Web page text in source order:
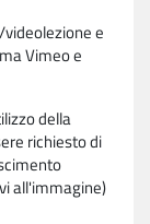
e
Vimeo e
della
richiesto di
all'immagine)